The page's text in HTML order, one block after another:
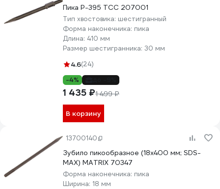
Пика P-395 ТСС 207001
Тип хвостовика: шестигранный
Форма наконечника: пика
Длина: 410 мм
Размер шестигранника: 30 мм
4.6(24)
-4%
1 435 ₽1 499 ₽
В корзину
13700140
Зубило пикообразное (18x400 мм; SDS-
MAX) MATRIX 70347
Форма наконечника: пика
Ширина: 18 мм